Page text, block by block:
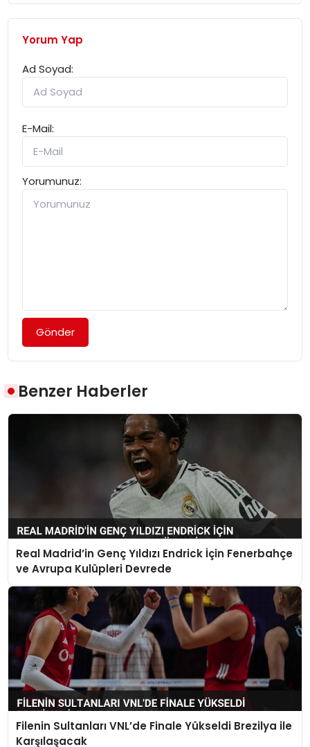
Yorum Yap
Ad Soyad:
E-Mail:
Yorumunuz:
Gönder
Benzer Haberler
Real Madrid’in Genç Yıldızı Endrick İçin Fenerbahçe
ve Avrupa Kulüpleri Devrede
Filenin Sultanları VNL’de Finale Yükseldi Brezilya ile
Karşılaşacak